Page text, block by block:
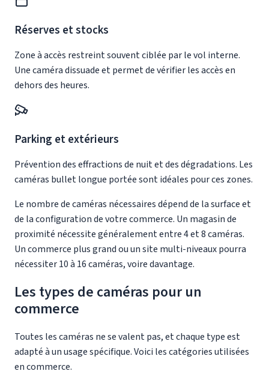
Réserves et stocks
Zone à accès restreint souvent ciblée par le vol interne.
Une caméra dissuade et permet de vérifier les accès en
dehors des heures.
Parking et extérieurs
Prévention des effractions de nuit et des dégradations. Les
caméras bullet longue portée sont idéales pour ces zones.
Le nombre de caméras nécessaires dépend de la surface et
de la configuration de votre commerce. Un magasin de
proximité nécessite généralement entre 4 et 8 caméras.
Un commerce plus grand ou un site multi-niveaux pourra
nécessiter 10 à 16 caméras, voire davantage.
Les types de caméras pour un
commerce
Toutes les caméras ne se valent pas, et chaque type est
adapté à un usage spécifique. Voici les catégories utilisées
en commerce.